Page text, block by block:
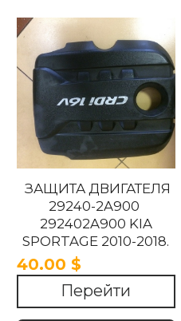
ЗАЩИТА ДВИГАТЕЛЯ
29240-2A900
292402A900 KIA
SPORTAGE 2010-2018.
40.00 $
Перейти